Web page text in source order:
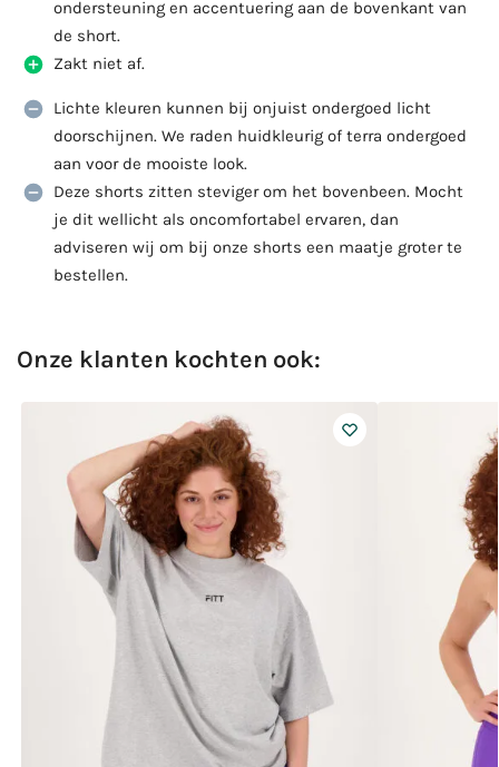
ondersteuning en accentuering aan de bovenkant van
de short.
Zakt niet af.
Lichte kleuren kunnen bij onjuist ondergoed licht
doorschijnen. We raden huidkleurig of terra ondergoed
aan voor de mooiste look.
Deze shorts zitten steviger om het bovenbeen. Mocht
je dit wellicht als oncomfortabel ervaren, dan
adviseren wij om bij onze shorts een maatje groter te
bestellen.
Onze klanten kochten ook: